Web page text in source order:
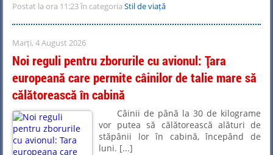
Postat la ora 11:23 în categoria Stil de viață
Marți, 4 August 2026
Noi reguli pentru zborurile cu avionul: Țara
europeană care permite câinilor de talie mare să
călătorească în cabină
Câinii de până la 30 de kilograme
vor putea să călătorească alături de
stăpânii lor în cabină, începând de
luni. [...]